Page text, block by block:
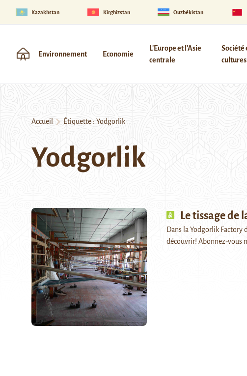
Kazakhstan Kirghizstan Ouzbékistan
Environnement Economie
L'Europe et l'Asie
centrale
Société
cultures
Accueil Étiquette : Yodgorlik
Yodgorlik
Le tissage de
Dans la Yodgorlik Factory
découvrir! Abonnez-vous